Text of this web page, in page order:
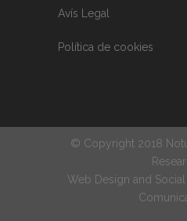
Avís Legal
Política de cookies
© Copyright 2018
Web Design and